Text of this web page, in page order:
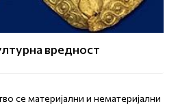
вредност
се материјални и нематеријални